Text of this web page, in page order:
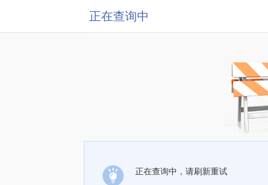
正在查询中
正在查询中，请刷新重试